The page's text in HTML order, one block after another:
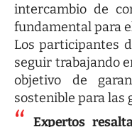
intercambio de
fundamental para
Los participantes
seguir trabajando
objetivo de
sostenible para las
Expertos